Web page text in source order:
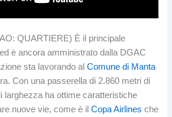
QUARTIERE) È il principale
è ancora amministrato dalla DGAC
sta lavorando alComune di Manta
Con una passerella di 2.860 metri di
larghezza ha ottime caratteristiche
nuove vie, come è ilCopa Airlines che